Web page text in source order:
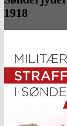
1918